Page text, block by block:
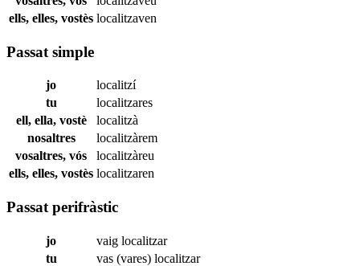
ells, elles, vostès localitzaven
Passat simple
jo
localitzí
tu
localitzares
ell, ella, vostè
localitzà
nosaltres
localitzàrem
vosaltres, vós
localitzàreu
ells, elles, vostès localitzaren
Passat perifràstic
jo vaig localitzar
tu
vas (vares) localitzar